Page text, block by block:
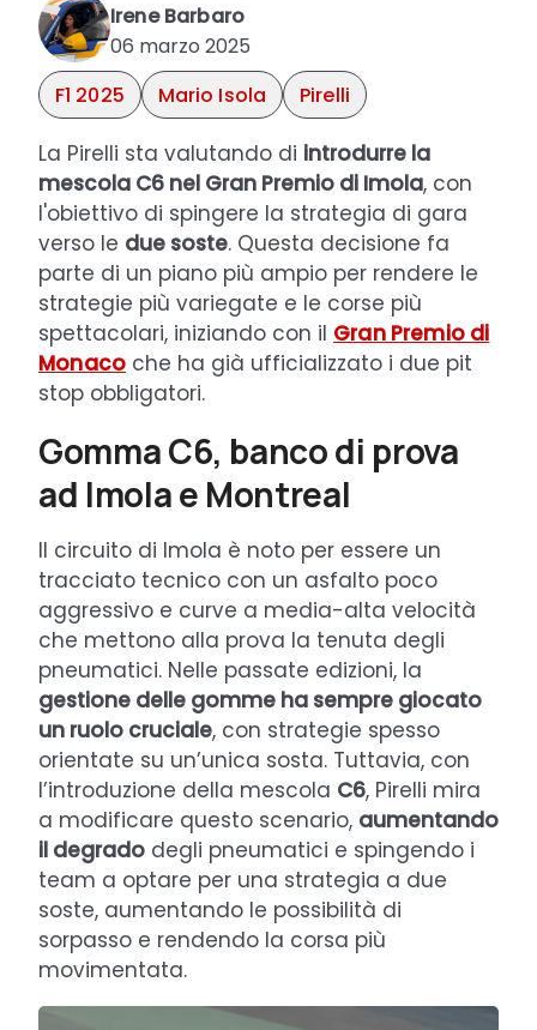
Irene Barbaro
06 marzo 2025
F1 2025
Mario Isola Pirelli
La Pirelli sta valutando di introdurre la
mescola C6 nel Gran Premio di Imola, con
l'obiettivo di spingere la strategia di gara
verso le due soste. Questa decisione fa
parte di un piano più ampio per rendere le
strategie più variegate e le corse più
spettacolari, iniziando con il Gran Premio di
Monaco che ha già ufficializzato i due pit
stop obbligatori.
Gomma C6, banco di prova
ad Imola e Montreal
Il circuito di Imola è noto per essere un
tracciato tecnico con un asfalto poco
aggressivo e curve a media-alta velocità
che mettono alla prova la tenuta degli
pneumatici. Nelle passate edizioni, la
gestione delle gomme ha sempre giocato
un ruolo cruciale, con strategie spesso
orientate su un’unica sosta. Tuttavia, con
l’introduzione della mescola C6, Pirelli mira
a modificare questo scenario, aumentando
il degrado degli pneumatici e spingendo i
team a optare per una strategia a due
soste, aumentando le possibilità di
sorpasso e rendendo la corsa più
movimentata.